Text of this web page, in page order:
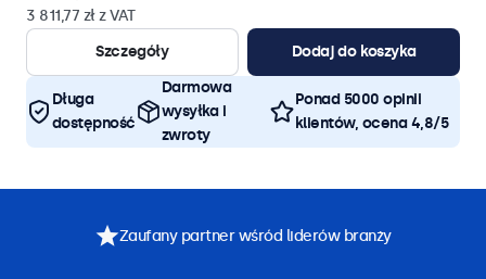
3 811,77 zł z VAT
Szczegóły
Dodaj do koszyka
Długa
dostępność
Darmowa
wysyłka i
zwroty
Ponad 5000 opinii
klientów, ocena 4,8/5
Zaufany partner wśród liderów branży